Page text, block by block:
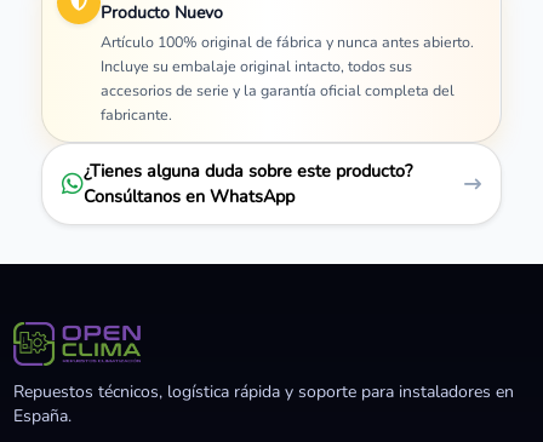
Producto Nuevo
Artículo 100% original de fábrica y nunca antes abierto.
Incluye su embalaje original intacto, todos sus
accesorios de serie y la garantía oficial completa del
fabricante.
¿Tienes alguna duda sobre este producto?
Consúltanos en WhatsApp
Repuestos técnicos, logística rápida y soporte para instaladores en
España.